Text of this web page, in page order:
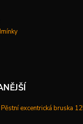
excentrická bruska